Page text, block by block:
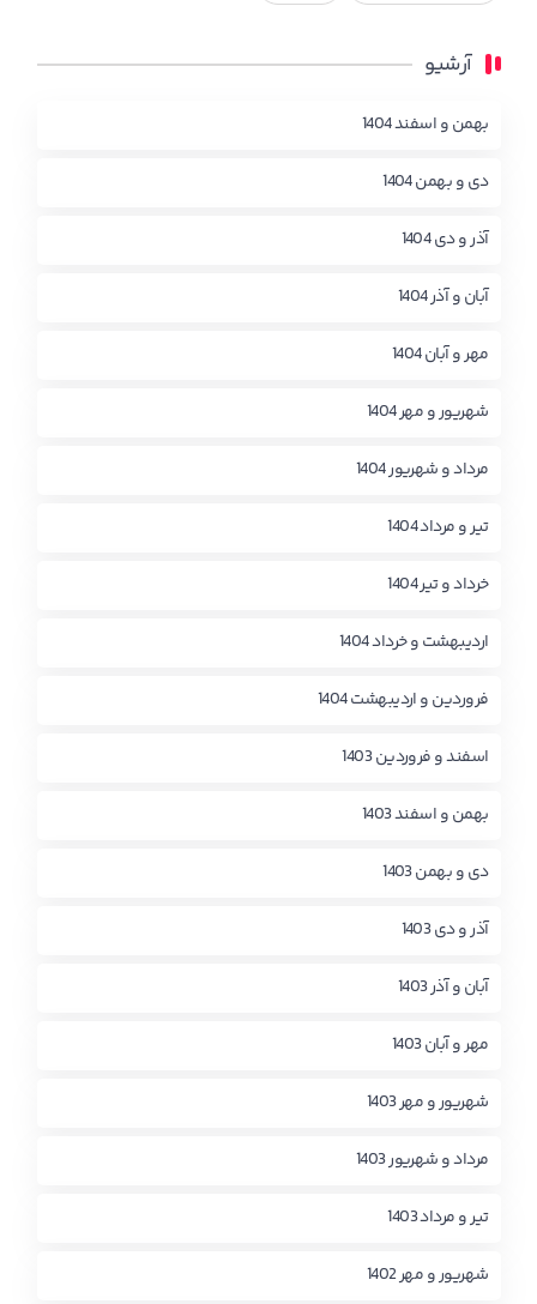
آرشیو
بهمن و اسفند 1404
دی و بهمن 1404
آذر و دی 1404
آبان و آذر 1404
مهر و آبان 1404
شهریور و مهر 1404
مرداد و شهریور 1404
تیر و مرداد 1404
خرداد و تیر 1404
اردیبهشت و خرداد 1404
فروردین و اردیبهشت 1404
اسفند و فروردین 1403
بهمن و اسفند 1403
دی و بهمن 1403
آذر و دی 1403
آبان و آذر 1403
مهر و آبان 1403
شهریور و مهر 1403
مرداد و شهریور 1403
تیر و مرداد 1403
شهریور و مهر 1402